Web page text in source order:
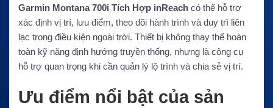
Garmin Montana 700i Tích Hợp inReach có thể hỗ trợ
xác định vị trí, lưu điểm, theo dõi hành trình và duy trì liên
lạc trong điều kiện ngoài trời. Thiết bị không thay thế hoàn
toàn kỹ năng định hướng truyền thống, nhưng là công cụ
hỗ trợ quan trọng khi cần quản lý lộ trình và chia sẻ vị trí.
Ưu điểm nổi bật của sản